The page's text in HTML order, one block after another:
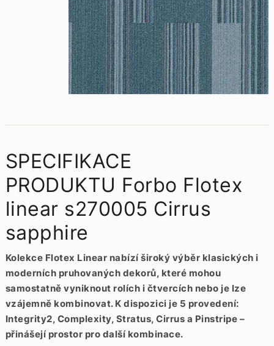
SPECIFIKACE
PRODUKTU Forbo Flotex
linear s270005 Cirrus
sapphire
Kolekce Flotex Linear nabízí široký výběr klasických i
moderních pruhovaných dekorů, které mohou
samostatně vyniknout rolích i čtvercích nebo je lze
vzájemně kombinovat. K dispozici je 5 provedení:
Integrity2, Complexity, Stratus, Cirrus a Pinstripe –
přinášejí prostor pro další kombinace.